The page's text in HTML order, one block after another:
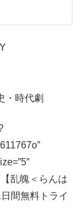
・時代劇
【乱魄＜らんは
間無料トライ